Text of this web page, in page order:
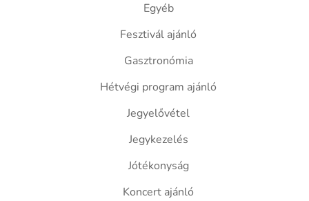
Egyéb
Fesztivál ajánló
Gasztronómia
Hétvégi program ajánló
Jegyelővétel
Jegykezelés
Jótékonyság
Koncert ajánló